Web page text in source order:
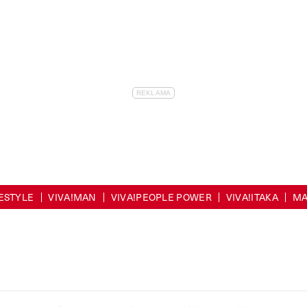
VIVA!MAN VIVA!PEOPLE POWER VIVA!ITAKA